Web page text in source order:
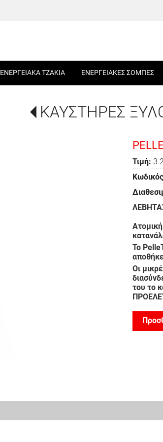
ΕΝΕΡΓΕΙΑΚΑ ΤΖΑΚΙΑ ΕΝΕΡΓΕΙΑΚΕΣ ΣΟΜΠΕΣ
ΚΑΥΣΤΗΡΕΣ
Τιμή:
Το
Οι
του το